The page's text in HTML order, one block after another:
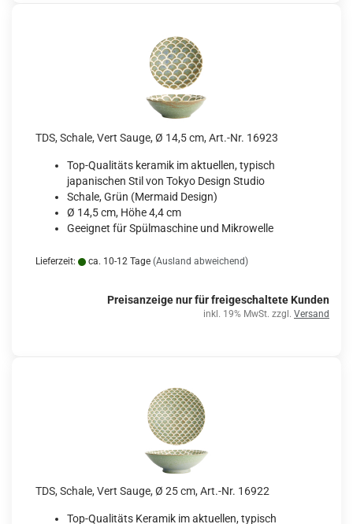
TDS, Schale, Vert Sauge, Ø 14,5 cm, Art.-Nr. 16923
Top-Qualitäts keramik im aktuellen, typisch
japanischen Stil von Tokyo Design Studio
Schale, Grün (Mermaid Design)
Ø 14,5 cm, Höhe 4,4 cm
Geeignet für Spülmaschine und Mikrowelle
Lieferzeit: ca. 10-12 Tage (Ausland abweichend)
Preisanzeige nur für freigeschaltete Kunden
inkl. 19% MwSt. zzgl. Versand
TDS, Schale, Vert Sauge, Ø 25 cm, Art.-Nr. 16922
Top-Qualitäts Keramik im aktuellen, typisch